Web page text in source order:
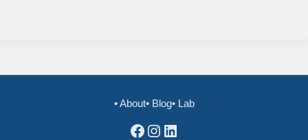
• About• Blog• Lab
Facebook
Instagram
LinkedIn